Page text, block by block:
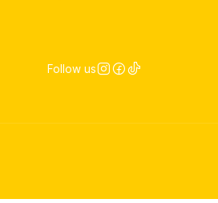
Follow us